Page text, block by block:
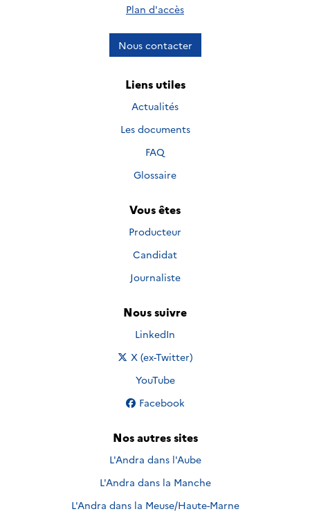
Plan d'accès
Nous contacter
Liens utiles
Actualités
Les documents
FAQ
Glossaire
Vous êtes
Producteur
Candidat
Journaliste
Nous suivre
Nous suivre sur
LinkedIn
Nous suivre sur
X (ex-Twitter)
Nous suivre sur
YouTube
Nous suivre sur
Facebook
Nos autres sites
L'Andra dans l'Aube
L'Andra dans la Manche
L'Andra dans la Meuse/Haute-Marne